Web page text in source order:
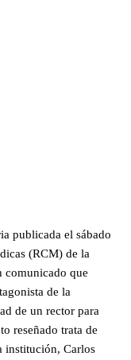
publicada el sábado
(RCM) de la
comunicado que
de la
de un rector para
reseñado trata de
institución, Carlos